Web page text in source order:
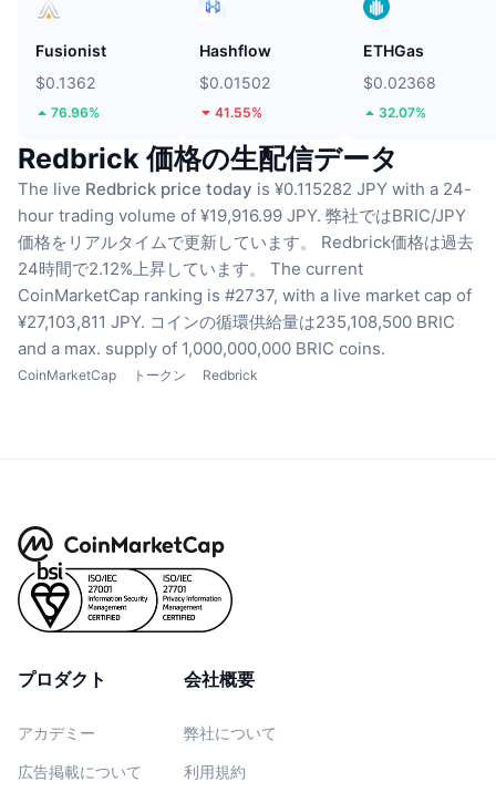
Fusionist
$0.1362
76.96%
Hashflow
$0.01502
41.55%
ETHGas
$0.02368
32.07%
Redbrick 価格の生配信データ
The live Redbrick price today is ¥0.115282 JPY with a 24-
hour trading volume of ¥19,916.99 JPY. 弊社ではBRIC/JPY
価格をリアルタイムで更新しています。
Redbrick価格は過去
24時間で2.12%上昇しています。
The current
CoinMarketCap ranking is #2737, with a live market cap of
¥27,103,811 JPY. コインの循環供給量は235,108,500 BRIC
and a max. supply of 1,000,000,000 BRIC coins.
CoinMarketCap トークン Redbrick
プロダクト
アカデミー
広告掲載について
会社概要
弊社について
利用規約